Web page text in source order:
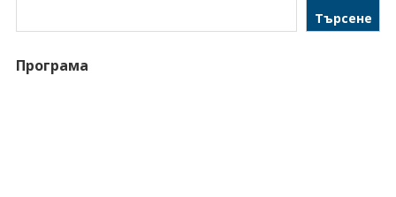
Търсене
Програма